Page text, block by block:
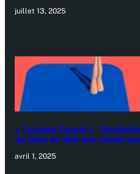
juillet 13, 2025
« Careless People » :
de Meta en tête des ventes
avril 1, 2025